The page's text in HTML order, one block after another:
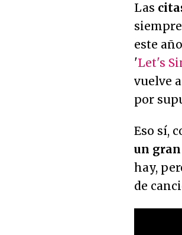
Las
este
'Let's
vuelve
por
Eso sí,
un gran
hay,
de